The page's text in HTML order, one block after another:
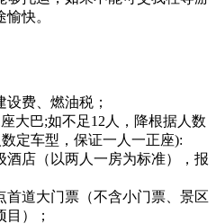
愉快。
费、燃油税；
大巴;如不足12人，降根据人数
定车型，保证一人一正座):
店（以两人一房为标准），报
道大门票（不含小门票、景区
）；